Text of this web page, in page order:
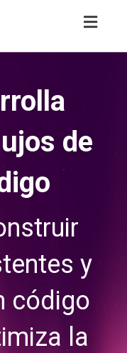
de
y
código
la